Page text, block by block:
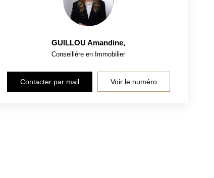
GUILLOU Amandine,
Conseillère en Immobilier
Contacter par mail Voir le numéro